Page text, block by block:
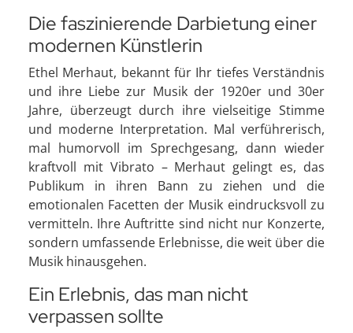
Die faszinierende Darbietung einer
modernen Künstlerin
Ethel Merhaut, bekannt für Ihr tiefes Verständnis
und ihre Liebe zur Musik der 1920er und 30er
Jahre, überzeugt durch ihre vielseitige Stimme
und moderne Interpretation. Mal verführerisch,
mal humorvoll im Sprechgesang, dann wieder
kraftvoll mit Vibrato – Merhaut gelingt es, das
Publikum in ihren Bann zu ziehen und die
emotionalen Facetten der Musik eindrucksvoll zu
vermitteln. Ihre Auftritte sind nicht nur Konzerte,
sondern umfassende Erlebnisse, die weit über die
Musik hinausgehen.
Ein Erlebnis, das man nicht
verpassen sollte